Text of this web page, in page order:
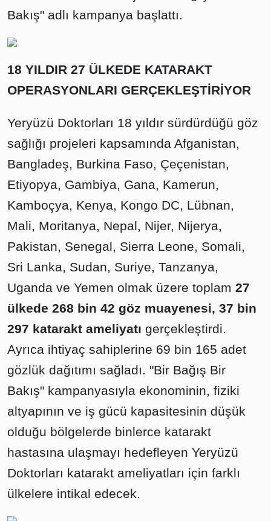
Bakış" adlı kampanya başlattı.
18 YILDIR 27 ÜLKEDE KATARAKT
OPERASYONLARI GERÇEKLEŞTİRİYOR
Yeryüzü Doktorları 18 yıldır sürdürdüğü göz
sağlığı projeleri kapsamında Afganistan,
Bangladeş, Burkina Faso, Çeçenistan,
Etiyopya, Gambiya, Gana, Kamerun,
Kamboçya, Kenya, Kongo DC, Lübnan,
Mali, Moritanya, Nepal, Nijer, Nijerya,
Pakistan, Senegal, Sierra Leone, Somali,
Sri Lanka, Sudan, Suriye, Tanzanya,
Uganda ve Yemen olmak üzere toplam 27
ülkede 268 bin 42 göz muayenesi, 37 bin
297 katarakt ameliyatı gerçekleştirdi.
Ayrıca ihtiyaç sahiplerine 69 bin 165 adet
gözlük dağıtımı sağladı. "Bir Bağış Bir
Bakış" kampanyasıyla ekonominin, fiziki
altyapının ve iş gücü kapasitesinin düşük
olduğu bölgelerde binlerce katarakt
hastasına ulaşmayı hedefleyen Yeryüzü
Doktorları katarakt ameliyatları için farklı
ülkelere intikal edecek.